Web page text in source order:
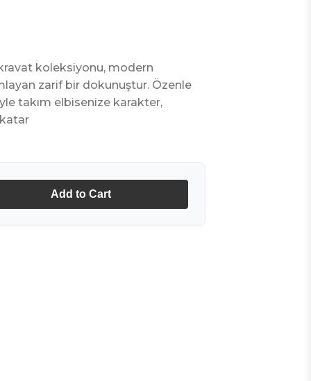
koleksiyonu, modern
zarif bir dokunuştur. Özenle
takım elbisenize karakter,
Add to Cart